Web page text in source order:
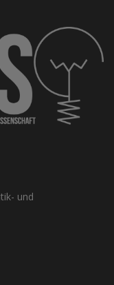
und